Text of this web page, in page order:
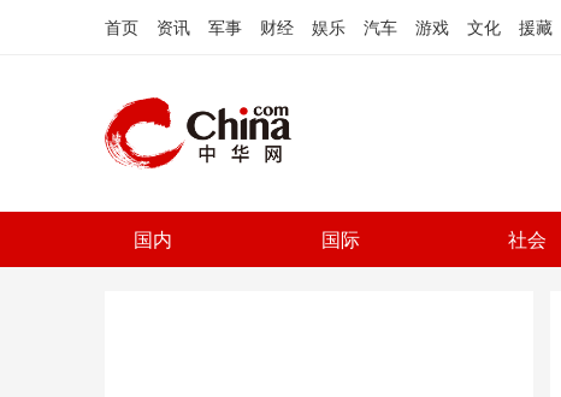
首页 资讯 军事 财经 娱乐 汽车 游戏 文化 援藏
国内 国际 社会